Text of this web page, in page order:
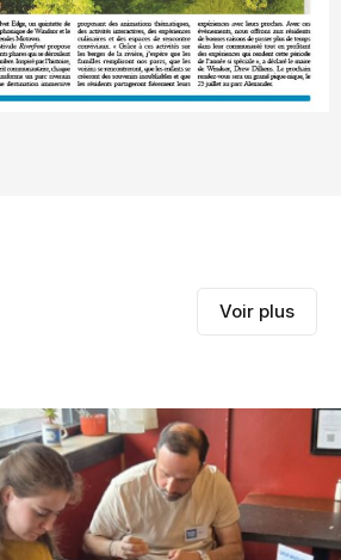
Voir plus